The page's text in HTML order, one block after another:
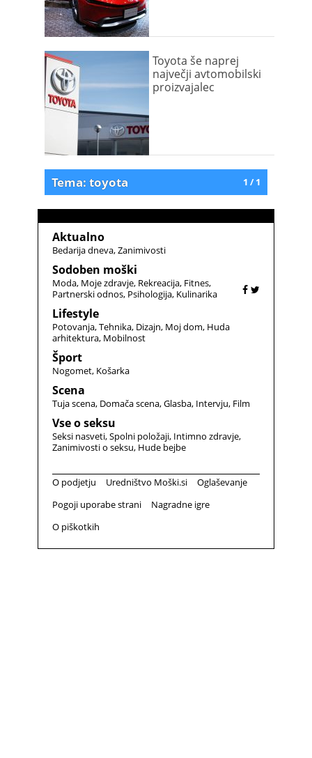
Toyota še naprej
največji avtomobilski
proizvajalec
1 / 1
Tema: toyota
Aktualno
Bedarija dneva Zanimivosti
Sodoben moški
Moda Moje zdravje Rekreacija Fitnes
Partnerski odnos Psihologija Kulinarika
Lifestyle
Potovanja Tehnika Dizajn Moj dom Huda
arhitektura Mobilnost
Šport
Nogomet Košarka
Scena
Tuja scena Domača scena Glasba Intervju Film
Vse o seksu
Seksi nasveti Spolni položaji Intimno zdravje
Zanimivosti o seksu Hude bejbe
O podjetju Uredništvo Moški.si
Oglaševanje
Pogoji uporabe strani
Nagradne igre
O piškotkih